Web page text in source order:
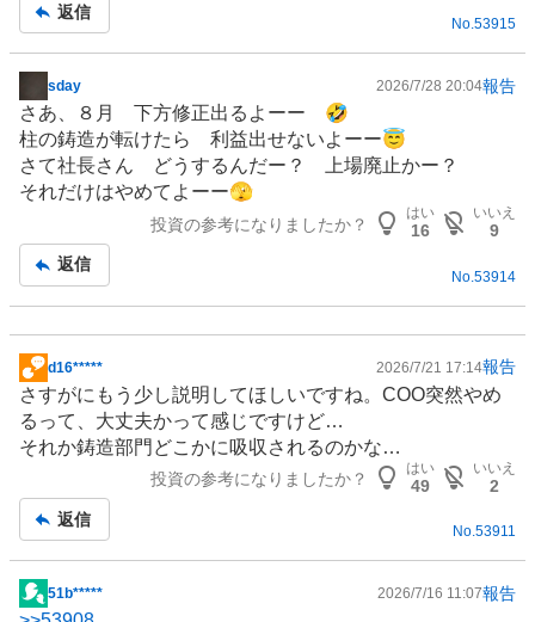
事
返信
No.53915
掲
示
板
記
事
sday 2026/7/28 20:04報告
さあ、８月 下方修正出るよーー 🤣
柱の鋳造が転けたら 利益出せないよーー😇
さて社長さん どうするんだー？ 上場廃止かー？
それだけはやめてよーー🫣
投資の参考になりましたか？
はい
16
いいえ
9
返信
No. 53914
掲
示
板
記
d16***** 2026/7/21 17:14報告
さすがにもう少し説明してほしいですね。COO突然やめ
るって、大丈夫かって感じですけど…
それか鋳造部門どこかに吸収されるのかな…
投資の参考になりましたか？
はい
49
いいえ
2
返信
No.53911
掲
51b***** 2026/7/16 11:07報告